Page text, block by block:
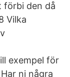
förbi den då
Vilka
exempel för
ni några